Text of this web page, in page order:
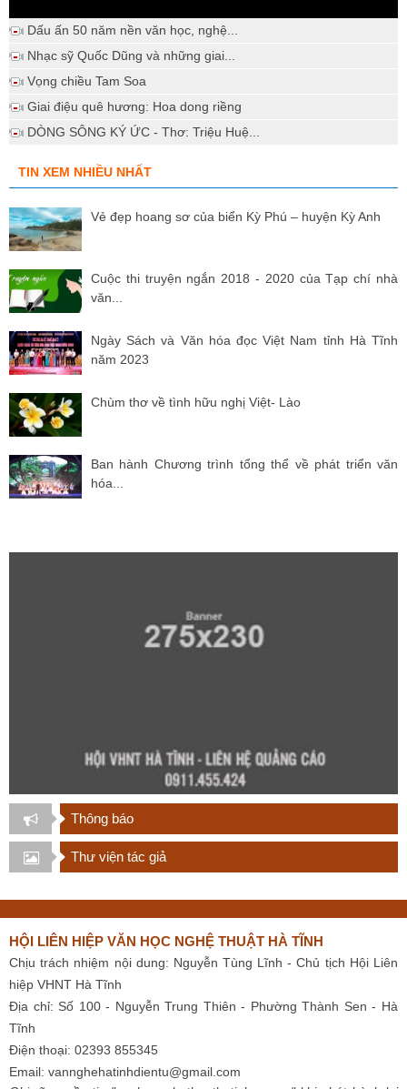
Dấu ấn 50 năm nền văn học, nghệ...
Nhạc sỹ Quốc Dũng và những giai...
Vọng chiều Tam Soa
Giai điệu quê hương: Hoa dong riềng
DÒNG SÔNG KÝ ỨC - Thơ: Triệu Huệ...
TIN XEM NHIỀU NHẤT
Vẻ đẹp hoang sơ của biển Kỳ Phú – huyện Kỳ Anh
Cuộc thi truyện ngắn 2018 - 2020 của Tạp chí nhà
văn...
Ngày Sách và Văn hóa đọc Việt Nam tỉnh Hà Tĩnh
năm 2023
Chùm thơ về tình hữu nghị Việt- Lào
Ban hành Chương trình tổng thể về phát triển văn
hóa...
Thông báo
Thư viện tác giả
HỘI LIÊN HIỆP VĂN HỌC NGHỆ THUẬT HÀ TĨNH
Chịu trách nhiệm nội dung: Nguyễn Tùng Lĩnh - Chủ tịch Hội Liên
hiệp VHNT Hà Tĩnh
Địa chỉ: Số 100 - Nguyễn Trung Thiên - Phường Thành Sen - Hà
Tĩnh
Điện thoại: 02393 855345
Email: vannghehatinhdientu@gmail.com